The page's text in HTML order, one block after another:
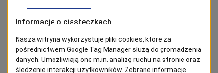
Kliknij w przycisk „Obserwuj”, aby być bieżąco z
wiadomościami ze Szczecina. Najbardziej interesujące wpisy
znajdziesz w Google News!